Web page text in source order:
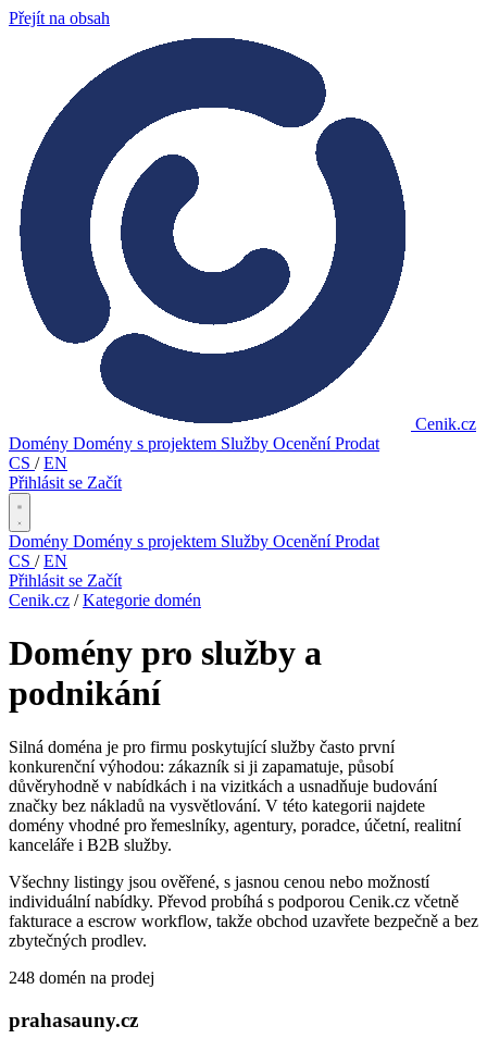
Přejít na obsah
Cenik.cz
Domény Domény s projektem Služby OceněníProdat
CS / EN
Přihlásit se Začít
Domény Domény s projektem Služby OceněníProdat
CS / EN
Přihlásit se Začít
Cenik.cz / Kategorie domén
Domény pro služby a
podnikání
Silná doména je pro firmu poskytující služby často první
konkurenční výhodou: zákazník si ji zapamatuje, působí
důvěryhodně v nabídkách i na vizitkách a usnadňuje budování
značky bez nákladů na vysvětlování. V této kategorii najdete
domény vhodné pro řemeslníky, agentury, poradce, účetní, realitní
kanceláře i B2B služby.
Všechny listingy jsou ověřené, s jasnou cenou nebo možností
individuální nabídky. Převod probíhá s podporou Cenik.cz včetně
fakturace a escrow workflow, takže obchod uzavřete bezpečně a bez
zbytečných prodlev.
248 domén na prodej
prahasauny.cz